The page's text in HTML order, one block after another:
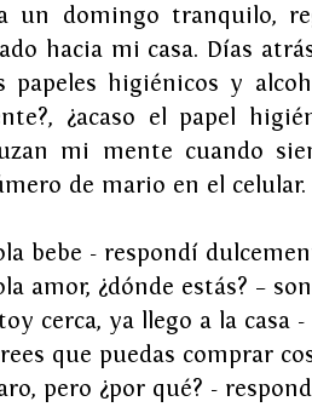
un domingo tranquilo,
hacia mi casa. Días
papeles higiénicos y
¿acaso el papel
mi mente cuando
de mario en el celular.
bebe - respondí
amor, ¿dónde estás? –
cerca, ya llego a la casa -
que puedas comprar
pero ¿por qué? -